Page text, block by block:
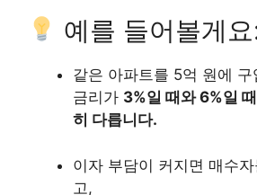
예를 들어볼게
같은 아파트를 5억 원에
금리가 3%일 때와 6%일
히 다릅니다.
이자 부담이 커지면 매수
고,